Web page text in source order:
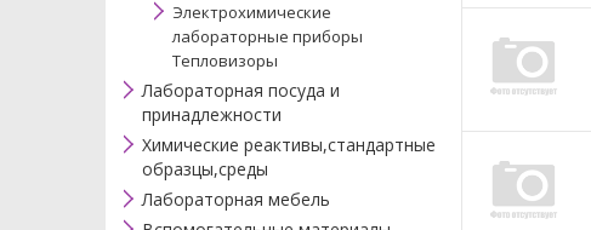
Электрохимические
лабораторные приборы
Тепловизоры
Лабораторная посуда и
принадлежности
Химические реактивы,стандартные
образцы,среды
Лабораторная мебель